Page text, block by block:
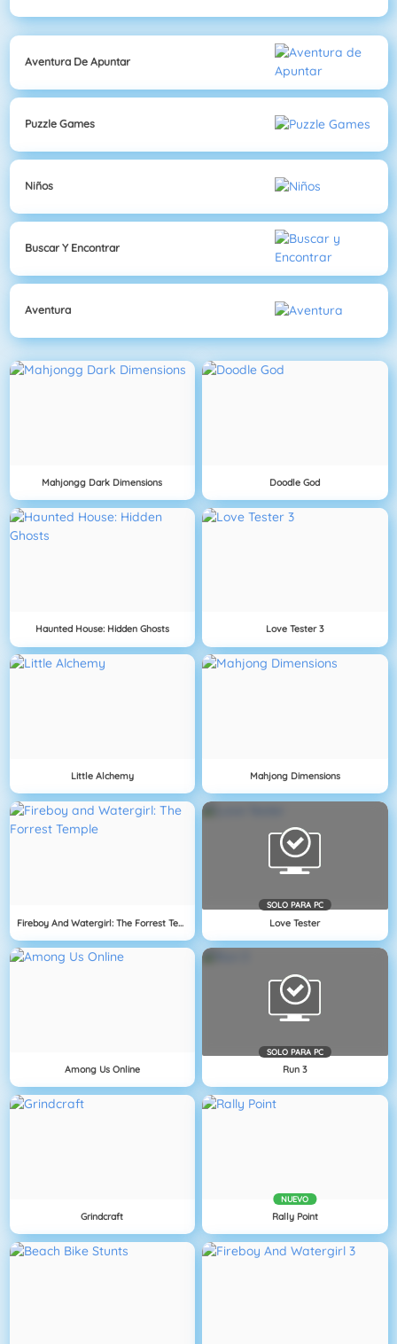
Aventura De Apuntar
Puzzle Games
Niños
Buscar Y Encontrar
Aventura
Mahjongg Dark Dimensions Doodle God
Haunted House: Hidden Ghosts Love Tester 3
Little Alchemy Mahjong Dimensions
Fireboy And Watergirl: The Forrest Temple
SOLO PARA PC
Love Tester
Among Us Online
SOLO PARA PC
Run 3
Grindcraft
NUEVO
Rally Point